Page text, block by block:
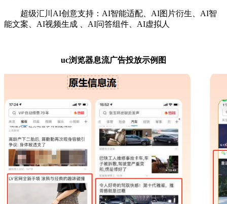
超级汇川AI创意支持：AI智能适配、AI图片衍生、AI智
能文案、AI视频生成 、AI问答组件、AI虚拟人
uc浏览器息流广告投放示例图